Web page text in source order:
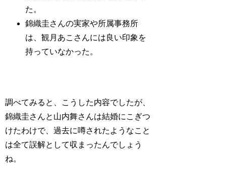
た。
錦織圭さんの実家や所属事務所
は、観月あこさんには良い印象を
持っていなかった。
調べてみると、こうした内容でしたが、
錦織圭さんと山内舞さんは結婚にこぎつ
けたわけで、過去に噂されたようなこと
は全て誤解として収まったんでしょう
ね。